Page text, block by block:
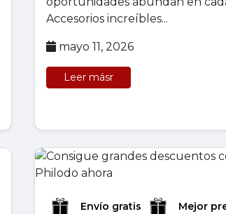
Accesorios increíbles...
mayo 11, 2026
Leer másr
Envío gratis Mejor